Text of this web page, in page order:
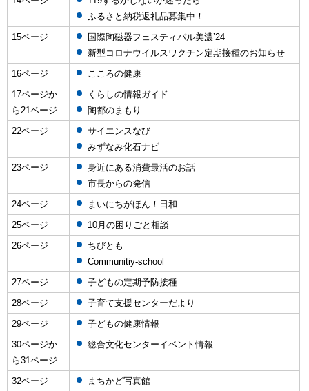
ふるさと納税返礼品募集中！
15ページ
国際陶磁器フェスティバル美濃’24
新型コロナウイルスワクチン定期接種のお知らせ
16ページ
こころの健康
17ページか
ら21ページ
くらしの情報ガイド
陶都のまもり
22ページ
サイエンスなび
みずなみ化石ナビ
23ページ
身近にある消費最活のお話
市長からの発信
24ページ
まいにちがほん！日和
25ページ
10月の困りごと相談
26ページ
ちびとも
Communitiy-school
27ページ
子どもの定期予防接種
28ページ
子育て支援センターだより
29ページ
子どもの健康情報
30ページか
ら31ページ
総合文化センターイベント情報
32ページ
まちかど写真館